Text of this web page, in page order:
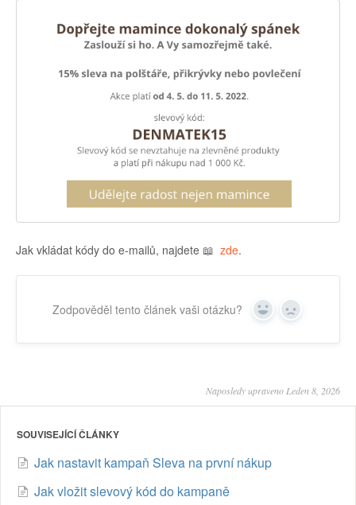
Jak vkládat kódy do e-mailů, najdete 📖 zde.
Zodpověděl tento článek vaši otázku? Yes No
Naposledy upraveno Leden 8, 2026
SOUVISEJÍCÍ ČLÁNKY
Jak nastavit kampaň Sleva na první nákup
Jak vložit slevový kód do kampaně